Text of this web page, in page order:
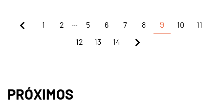
1 2 5 6 7 8 9 10 11
12 13 14
PRÓXIMOS